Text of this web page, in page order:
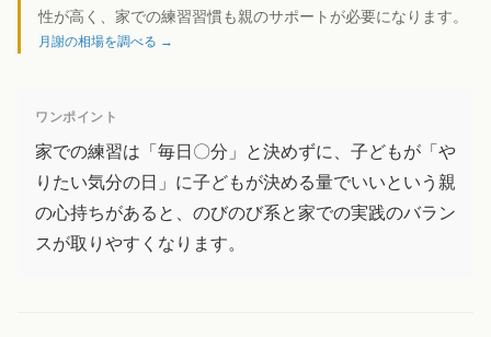
性が高く、家での練習習慣も親のサポートが必要になります。
月謝の相場を調べる →
ワンポイント
家での練習は「毎日〇分」と決めずに、子どもが「や
りたい気分の日」に子どもが決める量でいいという親
の心持ちがあると、のびのび系と家での実践のバラン
スが取りやすくなります。